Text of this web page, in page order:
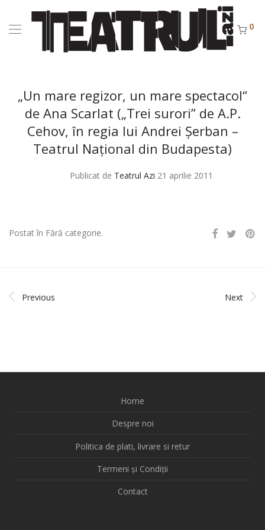
0
„Un mare regizor, un mare spectacol“
de Ana Scarlat („Trei surori” de A.P.
Cehov, în regia lui Andrei Şerban –
Teatrul Naţional din Budapesta)
Publicat de Teatrul Azi 21 aprilie 2011
Postat în Fără categorie.
Previous Next
Home
Despre noi
Politica de plati, livrare si retur
Termeni și Condiții
Contact